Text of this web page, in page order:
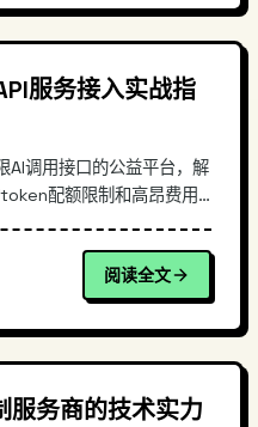
服务接入实战指
AI调用接口的公益平台，解
配额限制和高昂费用
中，适合需要低成本AI能力
阅读全文
服务商的技术实力